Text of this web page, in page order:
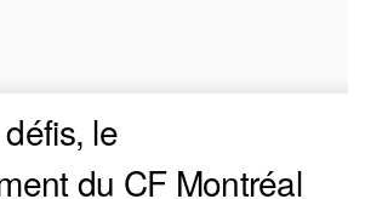
le
du CF Montréal